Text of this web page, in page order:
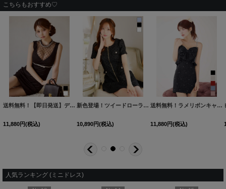
こちらもおすすめ♡
]
[S3132YN ] [S3168YN ]
送料無料！【即日発送】デコルテシアーチュールビーズミニドレス/キャバドレス【XS-Mサイズ/2カラー】[OF03] 【YN】dzwvBF
11,880円(税込)
新色登場！ツイードローライズミニドレス/キャバドレス【XS-XLサイズ/3カラー】[OF01-X] 【SB】dzj
10,890円(税込)
送料無料！ラメリボンキャミソールドレス/ノースリーブ/ビジュー/谷間見せ/背中見せ/ミニドレス/キャバドレス【XS-XLサイズ/5カラー】[OF03]【一部予約商品/9月上旬発送予定】
11,880円(税込)
人気ランキング (ミニドレス)